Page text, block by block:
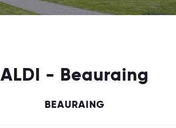
ALDI - Beauraing
BEAURAING